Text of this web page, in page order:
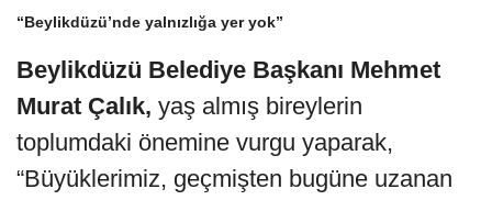
“Beylikdüzü’nde yalnızlığa yer yok”
Beylikdüzü Belediye Başkanı Mehmet
Murat Çalık, yaş almış bireylerin
toplumdaki önemine vurgu yaparak,
“Büyüklerimiz, geçmişten bugüne uzanan